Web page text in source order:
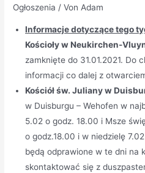
Ogłoszenia / VonAdam
Informacje dotyczące tego
Kościoły w Neukirchen-
zamknięte do 31.01.2021. Do
informacji co dalej z
Kościół św. Juliany w
w Duisburgu – Wehofen w
5.02 o godz. 18.00 i Msze
o godz.18.00 i w niedzielę
będą odprawione w te dni na
skontaktować się z